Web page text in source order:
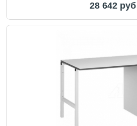
28 642 руб